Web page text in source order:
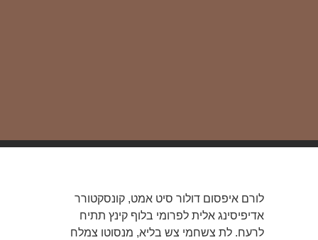
לורם איפסום דולור סיט אמט, קונסקטורר
אדיפיסינג אלית לפרומי בלוף קינץ תתיח
לרעח. לת צשחמי צש בליא, מנסוטו צמלח